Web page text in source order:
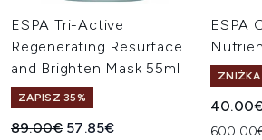
ESPA Tri-Active
Regenerating Resurface
and Brighten Mask 55ml
ZAPISZ 35%
Sugerowana cena detaliczna:
89.00€ Aktualna cena:
57.85€
ESPA
ZNIŻKA